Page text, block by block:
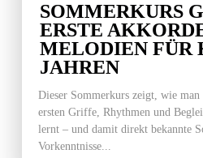
SOMMERKURS
ERSTE
MELODIEN FÜR
JAHREN
Dieser Sommerkurs zeigt, wie
ersten Griffe, Rhythmen und
lernt – und damit direkt bekannte
Vorkenntnisse...